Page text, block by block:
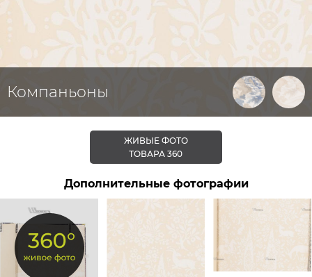
Компаньоны
ЖИВЫЕ ФОТО
ТОВАРА 360
Дополнительные фотографии